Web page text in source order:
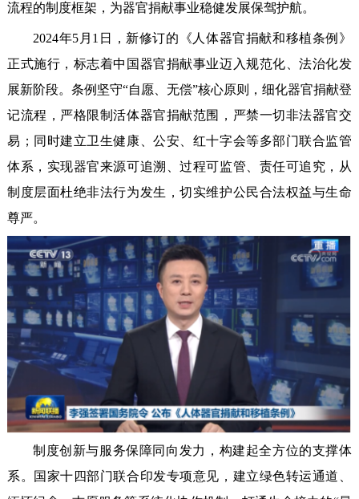
流程的制度框架，为器官捐献事业稳健发展保驾护航。
2024年5月1日，新修订的《人体器官捐献和移植条例》
正式施行，标志着中国器官捐献事业迈入规范化、法治化发
展新阶段。条例坚守“自愿、无偿”核心原则，细化器官捐献登
记流程，严格限制活体器官捐献范围，严禁一切非法器官交
易；同时建立卫生健康、公安、红十字会等多部门联合监管
体系，实现器官来源可追溯、过程可监管、责任可追究，从
制度层面杜绝非法行为发生，切实维护公民合法权益与生命
尊严。
制度创新与服务保障同向发力，构建起全方位的支撑体
系。国家十四部门联合印发专项意见，建立绿色转运通道、